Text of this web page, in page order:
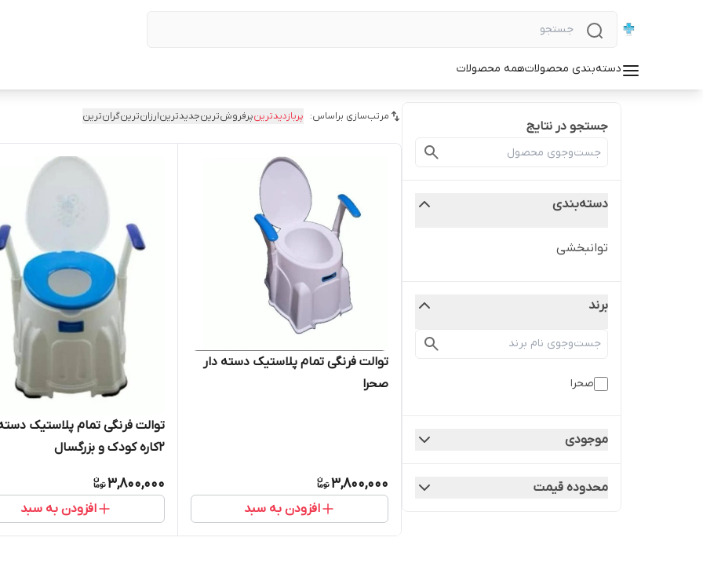
دسته‌بندی محصولاتهمه محصولات
جستجو در نتایج
دسته‌بندی
توانبخشی
برند
صحرا
موجودی
محدوده قیمت
مرتب‌سازی براساس: پربازدیدترینپرفروش‌ترینجدیدترینارزان‌ترینگران‌ترین
توالت فرنگی تمام پلاستیک دسته دار
صحرا
3,800,000
افزودن به سبد
توالت فرنگی تمام پلاستیک
۲کاره کودک و بزرگسال
3,800,000
افزودن به سبد